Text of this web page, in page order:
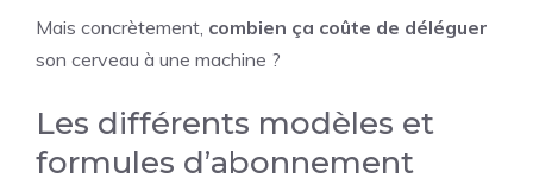
Mais concrètement, combien ça coûte de déléguer
son cerveau à une machine ?
Les différents modèles et
formules d’abonnement